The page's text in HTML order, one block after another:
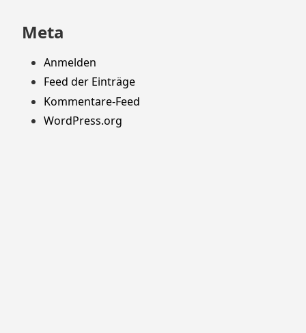
Meta
Anmelden
Feed der Einträge
Kommentare-Feed
WordPress.org